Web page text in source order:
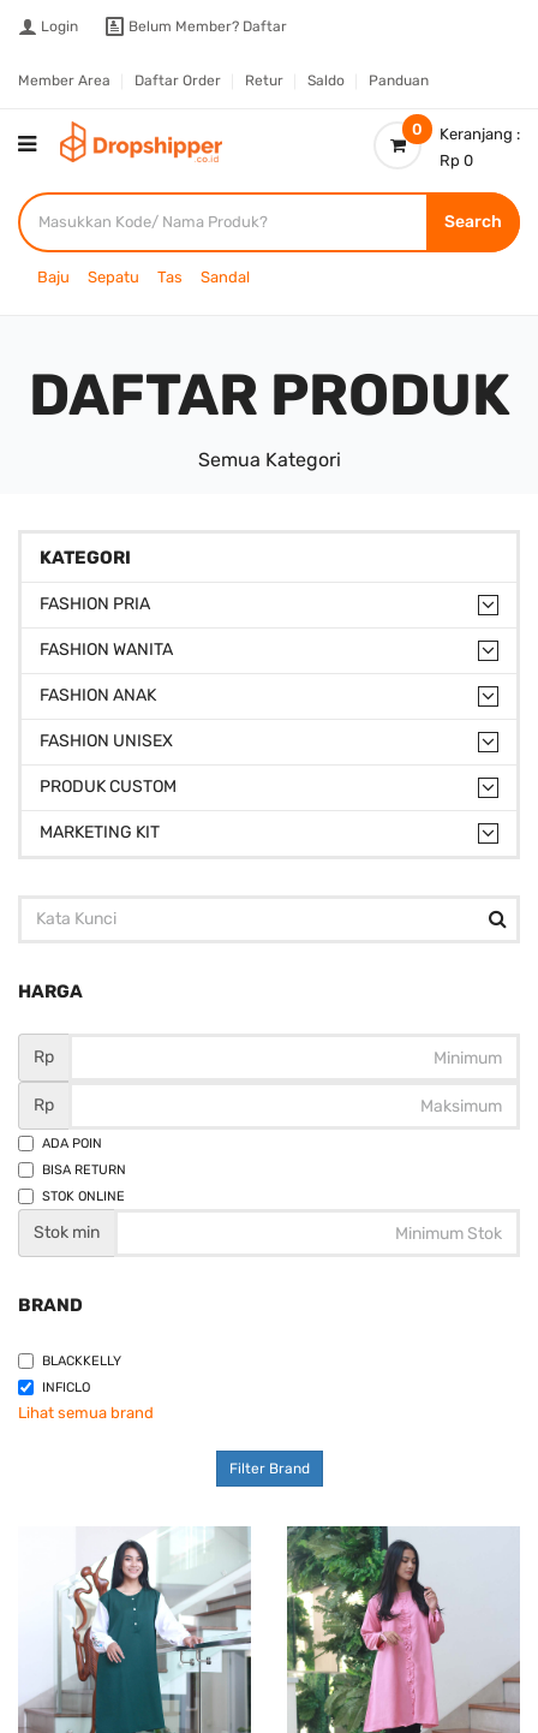
Login Belum Member? Daftar
Member Area Daftar Order Retur Saldo Panduan
0
Keranjang :
Rp 0
Search
Baju Sepatu Tas Sandal
DAFTAR PRODUK
Semua Kategori
KATEGORI
FASHION PRIA
FASHION WANITA
FASHION ANAK
FASHION UNISEX
PRODUK CUSTOM
MARKETING KIT
HARGA
Rp
Rp
ADA POIN
BISA RETURN
STOK ONLINE
Stok min
BRAND
BLACKKELLY
INFICLO
Lihat semua brand
Filter Brand